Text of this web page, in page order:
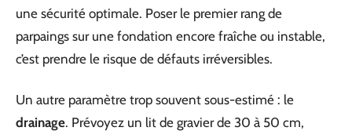
une sécurité optimale. Poser le premier rang de
parpaings sur une fondation encore fraîche ou instable,
c’est prendre le risque de défauts irréversibles.
Un autre paramètre trop souvent sous-estimé : le
drainage. Prévoyez un lit de gravier de 30 à 50 cm,